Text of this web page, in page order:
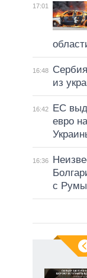
17:01
16:48
из
16:42
ЕС
евро
16:36
с